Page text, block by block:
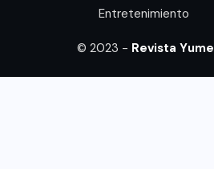
Entretenimiento
© 2023 - Revista Yume